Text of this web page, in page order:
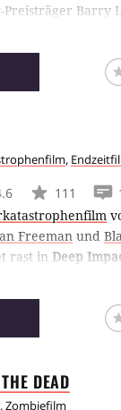
Preisträger Barry
eine
und die
Virus
,
111
Freeman und
rast in Deep
und sein Team ins
zu
DEAD
,Zombiefilm